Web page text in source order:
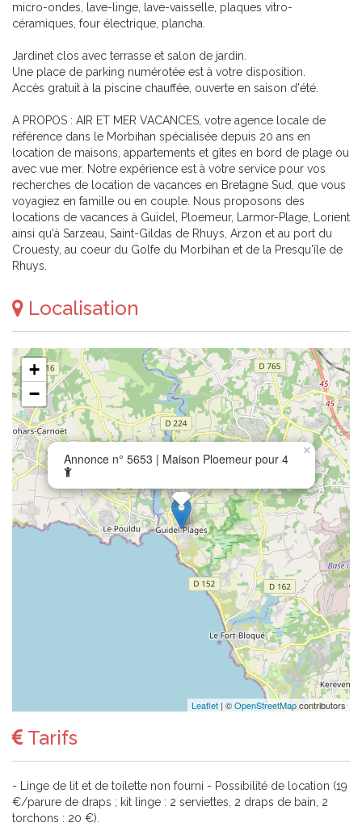
micro-ondes, lave-linge, lave-vaisselle, plaques vitro-
céramiques, four électrique, plancha.
Jardinet clos avec terrasse et salon de jardin.
Une place de parking numérotée est à votre disposition.
Accès gratuit à la piscine chauffée, ouverte en saison d'été.
A PROPOS : AIR ET MER VACANCES, votre agence locale de
référence dans le Morbihan spécialisée depuis 20 ans en
location de maisons, appartements et gîtes en bord de plage ou
avec vue mer. Notre expérience est à votre service pour vos
recherches de location de vacances en Bretagne Sud, que vous
voyagiez en famille ou en couple. Nous proposons des
locations de vacances à Guidel, Ploemeur, Larmor-Plage, Lorient
ainsi qu'à Sarzeau, Saint-Gildas de Rhuys, Arzon et au port du
Crouesty, au coeur du Golfe du Morbihan et de la Presqu'île de
Rhuys.
Localisation
Annonce n° 5653 | Maison Ploemeur pour 4
×
+
−
Leaflet | ©OpenStreetMapcontributors
Tarifs
- Linge de lit et de toilette non fourni - Possibilité de location (19
€/parure de draps ; kit linge : 2 serviettes, 2 draps de bain, 2
torchons : 20 €).